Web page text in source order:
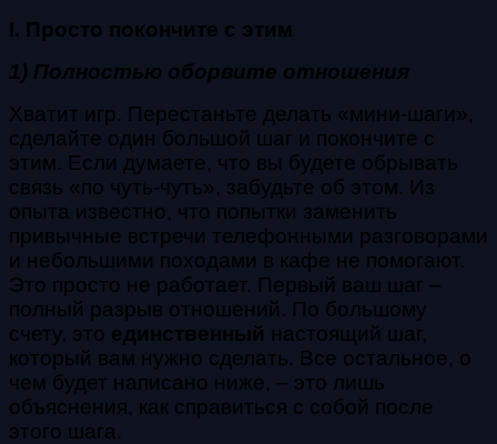
I. Просто покончите с этим
1) Полностью оборвите отношения
Хватит игр. Перестаньте делать «мини-шаги»,
сделайте один большой шаг и покончите с
этим. Если думаете, что вы будете обрывать
связь «по чуть-чуть», забудьте об этом. Из
опыта известно, что попытки заменить
привычные встречи телефонными разговорами
и небольшими походами в кафе не помогают.
Это просто не работает. Первый ваш шаг –
полный разрыв отношений. По большому
счету, это единственный настоящий шаг,
который вам нужно сделать. Все остальное, о
чем будет написано ниже, – это лишь
объяснения, как справиться с собой после
этого шага.